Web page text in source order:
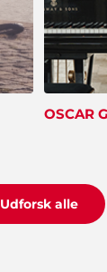
OSCAR
Udforsk alle